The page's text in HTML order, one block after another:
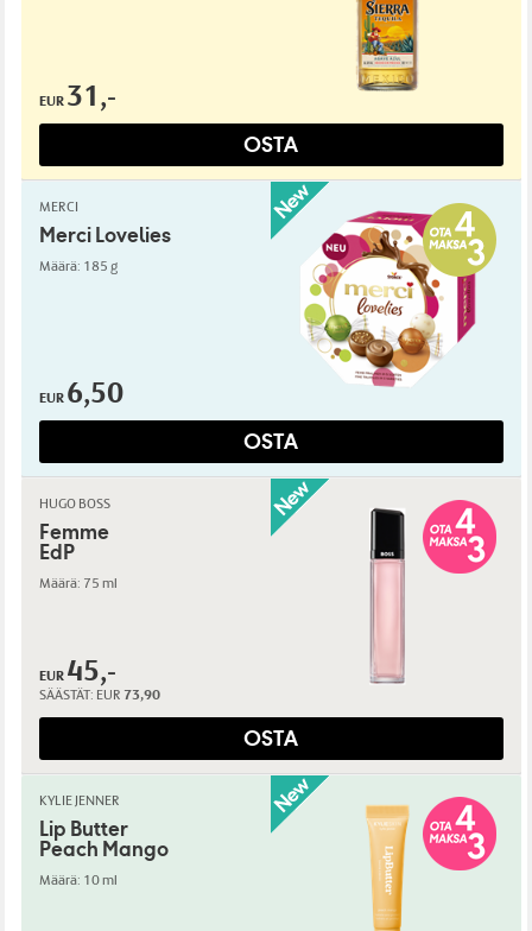
EUR 31,-
OSTA
MERCI
Merci Lovelies
Määrä: 185 g
EUR 6,50
OSTA
HUGO BOSS
Femme
EdP
Määrä: 75 ml
EUR 45,-
SÄÄSTÄT: EUR 73,90
OSTA
KYLIE JENNER
Lip Butter
Peach Mango
Määrä: 10 ml